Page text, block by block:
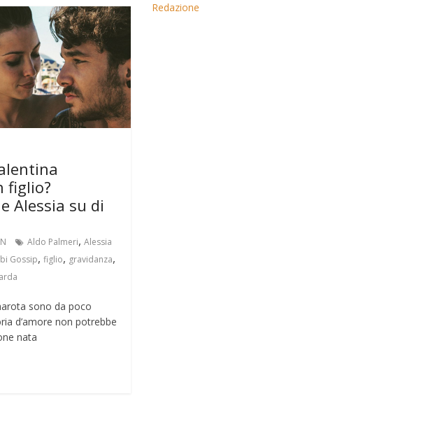
figlio?
Alessia su di
Aldo Palmeri,Alessia
Gossip,figlio, gravidanza,
sono da poco
d’amore non potrebbe
nata
Redazione